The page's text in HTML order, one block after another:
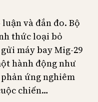
và đắn đo. Bộ
thức loại bỏ
máy bay Mig-29
hành động như
ứng nghiêm
chiến…